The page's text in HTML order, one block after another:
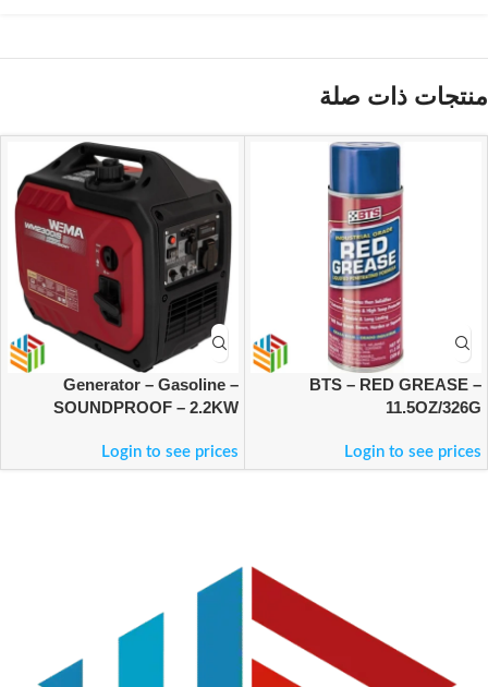
منتجات ذات صلة
BTS – RED GREASE –
11.5OZ/326G
Login to see prices
Generator – Gasoline –
SOUNDPROOF – 2.2KW
Login to see prices